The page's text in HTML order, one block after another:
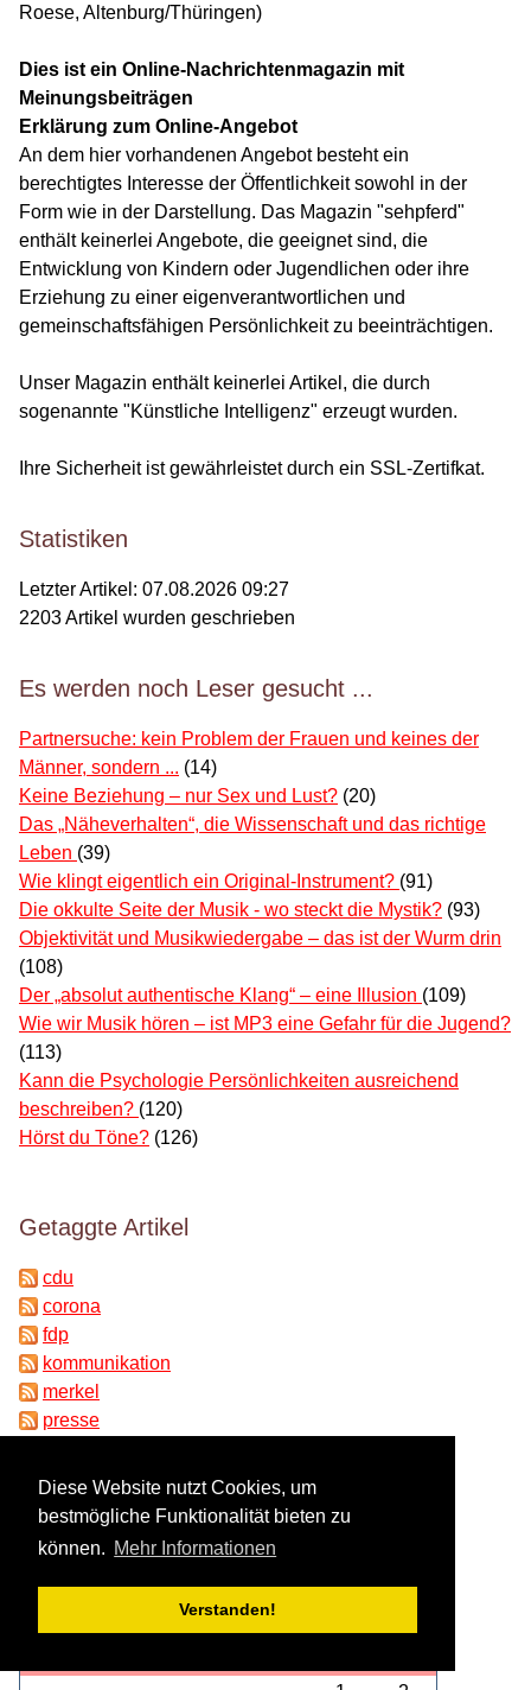
Diese Website nutzt Cookies, um
bestmögliche Funktionalität bieten zu
können. Mehr Informationen
Verstanden!
Roese, Altenburg/Thüringen)
Dies ist ein Online-Nachrichtenmagazin mit
Meinungsbeiträgen
Erklärung zum Online-Angebot
An dem hier vorhandenen Angebot besteht ein
berechtigtes Interesse der Öffentlichkeit sowohl in der
Form wie in der Darstellung. Das Magazin "sehpferd"
enthält keinerlei Angebote, die geeignet sind, die
Entwicklung von Kindern oder Jugendlichen oder ihre
Erziehung zu einer eigenverantwortlichen und
gemeinschaftsfähigen Persönlichkeit zu beeinträchtigen.
Unser Magazin enthält keinerlei Artikel, die durch
sogenannte "Künstliche Intelligenz" erzeugt wurden.
Ihre Sicherheit ist gewährleistet durch ein SSL-Zertifkat.
Statistiken
Letzter Artikel: 07.08.2026 09:27
2203Artikel wurden geschrieben
Es werden noch Leser gesucht ...
Partnersuche: kein Problem der Frauen und keines der
Männer, sondern ... (14)
Keine Beziehung – nur Sex und Lust? (20)
Das „Näheverhalten“, die Wissenschaft und das richtige
Leben (39)
Wie klingt eigentlich ein Original-Instrument? (91)
Die okkulte Seite der Musik - wo steckt die Mystik? (93)
Objektivität und Musikwiedergabe – das ist der Wurm drin
(108)
Der „absolut authentische Klang“ – eine Illusion (109)
Wie wir Musik hören – ist MP3 eine Gefahr für die Jugend?
(113)
Kann die Psychologie Persönlichkeiten ausreichend
beschreiben? (120)
Hörst du Töne? (126)
Getaggte Artikel
cdu
corona
fdp
kommunikation
merkel
presse
sehpferd
spd